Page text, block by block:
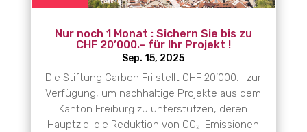
Nur noch 1 Monat : Sichern Sie bis zu
CHF 20’000.– für Ihr Projekt !
Sep. 15, 2025
Die Stiftung Carbon Fri stellt CHF 20’000.– zur
Verfügung, um nachhaltige Projekte aus dem
Kanton Freiburg zu unterstützen, deren
Hauptziel die Reduktion von CO₂-Emissionen